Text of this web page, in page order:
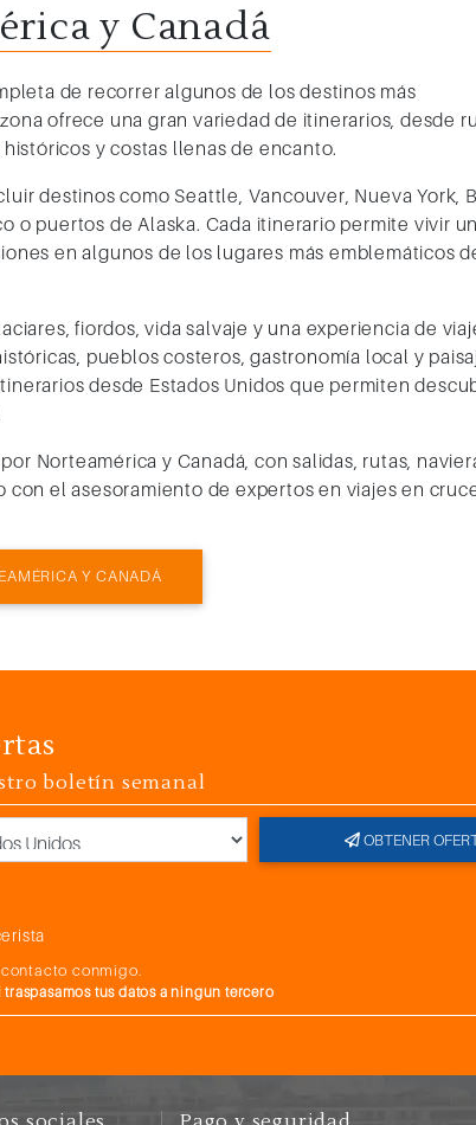
y Canadá
de recorrer algunos de los destinos más
ofrece una gran variedad de itinerarios, desde
y costas llenas de encanto.
destinos como Seattle, Vancouver, Nueva York,
o puertos de Alaska. Cada itinerario permite vivir
en algunos de los lugares más emblemáticos
fiordos, vida salvaje y una experiencia de
pueblos costeros, gastronomía local y
desde Estados Unidos que permiten
Norteamérica y Canadá, con salidas, rutas,
el asesoramiento de expertos en viajes en
Y CANADÁ
boletín semanal
OBTENER
conmigo.
tus datos a ningun tercero